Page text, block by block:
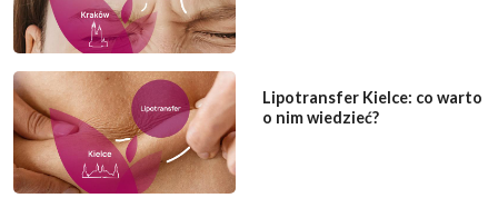
Lipotransfer Kielce: co warto
o nim wiedzieć?